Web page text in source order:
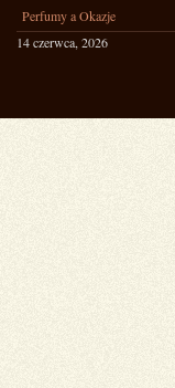
Perfumy a Okazje
14 czerwca, 2026